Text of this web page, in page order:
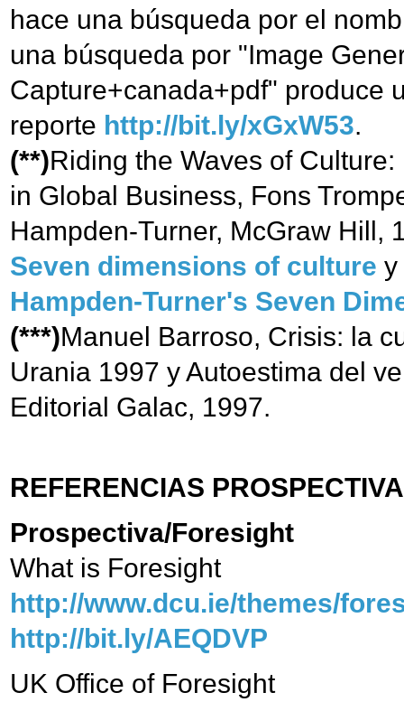
hace una búsqueda por el
una búsqueda por "Image
Capture+canada+pdf" produce
reporte http://bit.ly/xGxW53.
(**)Riding the Waves of
in Global Business, Fons
Hampden-Turner, McGraw Hill,
Seven dimensions of culture y
Hampden-Turner's Seven
(***)Manuel Barroso, Crisis: la
Urania 1997 y Autoestima del
Editorial Galac, 1997.
REFERENCIAS PROSPECTIVA
Prospectiva/Foresight
What is Foresight
http://www.dcu.ie/themes/
http://bit.ly/AEQDVP
UK Office of Foresight